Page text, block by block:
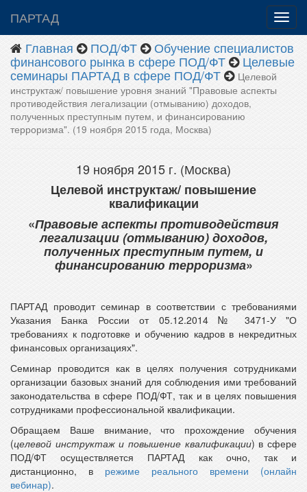
ПАРТАД
Главная
ПОД/ФТ Обучение специалистов
финансового рынка в сфере ПОД/ФТ Целевые
семинары ПАРТАД в сфере ПОД/ФТ
Целевой
инструктаж/ повышение уровня знаний "Правовые аспекты
противодействия легализации (отмыванию) доходов,
полученных преступным путем, и финансированию
терроризма". (19 ноября 2015 года, Москва)
19 ноября 2015 г. (Москва)
Целевой инструктаж/ повышение
квалификации
«Правовые аспекты противодействия
легализации (отмыванию) доходов,
полученных преступным путем, и
финансированию терроризма»
ПАРТАД проводит семинар в соответствии с требованиями
Указания Банка России от 05.12.2014 № 3471-У "О
требованиях к подготовке и обучению кадров в некредитных
финансовых организациях".
Семинар проводится как в целях получения сотрудниками
организации базовых знаний для соблюдения ими требований
законодательства в сфере ПОД/ФТ, так и в целях повышения
сотрудниками профессиональной квалификации.
Обращаем Ваше внимание, что прохождение обучения
(целевой инструктаж и повышение квалификации) в сфере
ПОД/ФТ осуществляется ПАРТАД как очно, так и
дистанционно, в режиме реального времени (онлайн
вебинар).